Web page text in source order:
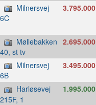
Milnersvej
6C
3.795.000
Møllebakken
40, st tv
2.695.000
Milnersvej
6B
3.495.000
Harløsevej
215F, 1
1.995.000